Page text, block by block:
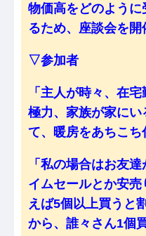
物価高をどのよう
るため、座談会を開
▽参加者
「主人が時々、在
極力、家族が家に
て、暖房をあちこち
「私の場合はお友
イムセールとか安
えば5個以上買うと
から、誰々さん1個